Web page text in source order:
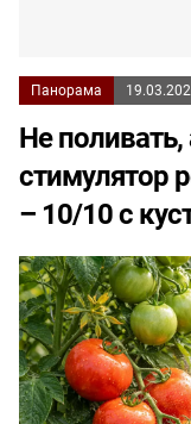
Панорама
Не
стимулятор
– 10/10 с